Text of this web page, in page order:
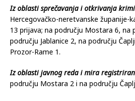
Od ostalih događaja iz biltena MUP-a
izdvajamo:
Iz oblasti sprečavanja i otkrivanja
13 prijava; na području Mostara 6, na
području Jablanice 2, na području
Prozor-Rame 1.